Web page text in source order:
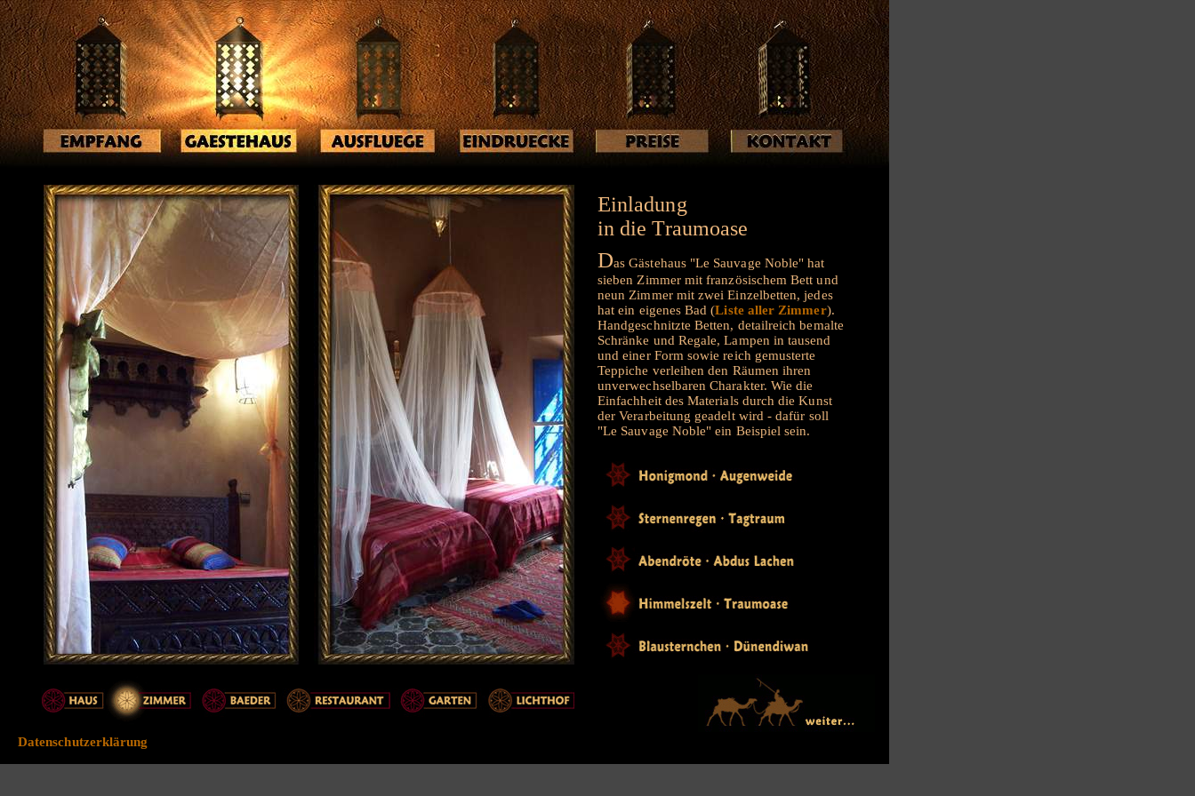
Einladung
in die Traumoase
Das Gästehaus "Le Sauvage Noble" hat
sieben Zimmer mit französischem Bett und
neun Zimmer mit zwei Einzelbetten, jedes
hat ein eigenes Bad (Liste aller Zimmer).
Handgeschnitzte Betten, detailreich bemalte
Schränke und Regale, Lampen in tausend
und einer Form sowie reich gemusterte
Teppiche verleihen den Räumen ihren
unverwechselbaren Charakter. Wie die
Einfachheit des Materials durch die Kunst
der Verarbeitung geadelt wird - dafür soll
"Le Sauvage Noble" ein Beispiel sein.
Datenschutzerklärung